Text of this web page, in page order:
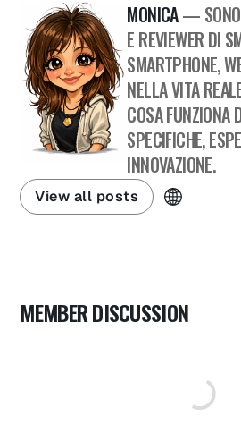
MONICA— SONO
E REVIEWER DI
SMARTPHONE,
NELLA VITA
COSA FUNZIONA
SPECIFICHE,
INNOVAZIONE.
View all posts
MEMBER DISCUSSION